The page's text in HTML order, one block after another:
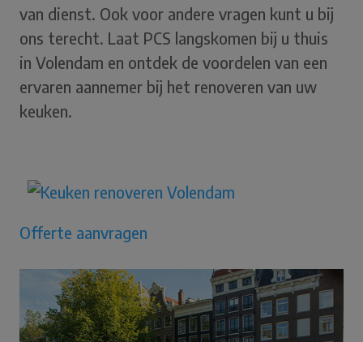
van dienst. Ook voor andere vragen kunt u bij
ons terecht. Laat PCS langskomen bij u thuis
in Volendam en ontdek de voordelen van een
ervaren aannemer bij het renoveren van uw
keuken.
Offerte aanvragen